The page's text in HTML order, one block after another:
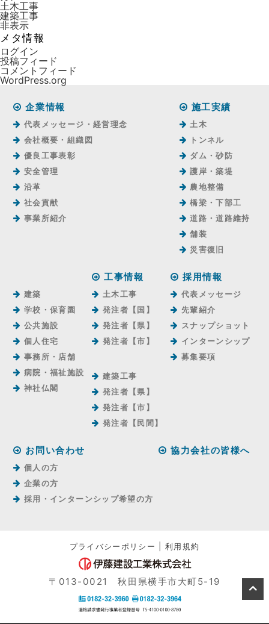
土木工事
建築工事
非表示
メタ情報
ログイン
投稿フィード
コメントフィード
WordPress.org
企業情報
代表メッセージ・経営理念
会社概要・組織図
優良工事表彰
安全管理
沿革
社会貢献
事業所紹介
施工実績
土木
トンネル
ダム・砂防
護岸・築堤
農地整備
橋梁・下部工
道路・道路維持
舗装
災害復旧
建築
学校・保育園
公共施設
個人住宅
事務所・店舗
病院・福祉施設
神社仏閣
工事情報
土木工事
発注者【国】
発注者【県】
発注者【市】
建築工事
発注者【県】
発注者【市】
発注者【⺠間】
採用情報
代表メッセージ
先輩紹介
スナップショット
インターンシップ
募集要項
お問い合わせ
個人の方
企業の方
採用・インターンシップ希望の方
協力会社の皆様へ
プライバシーポリシー |利用規約
〒013-0021 秋田県横手市大町5-19